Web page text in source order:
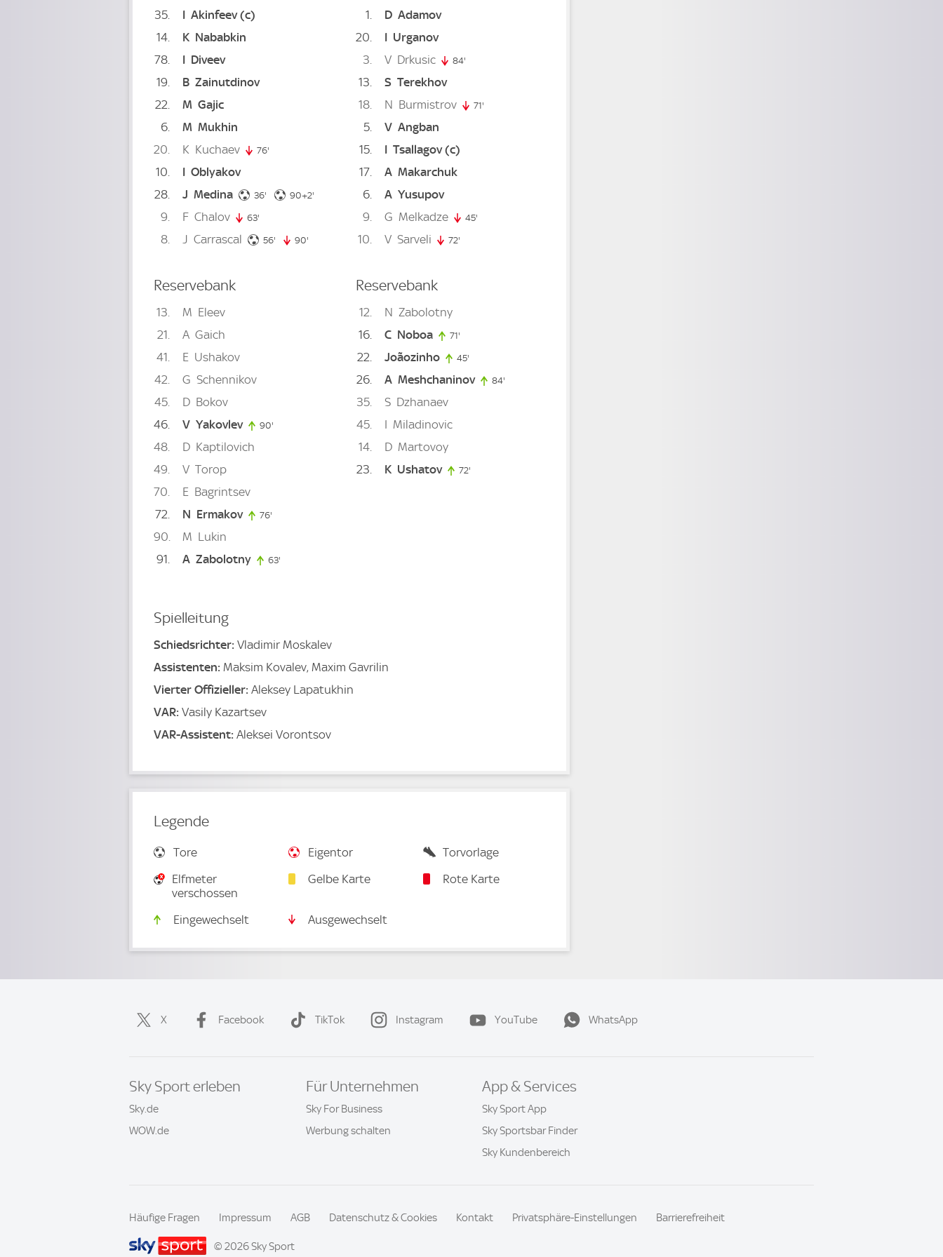
35 I Akinfeev(c)
14
K Nababkin
78
I Diveev
19
B Zainutdinov
22
M Gajic
6
M Mukhin
20
K Kuchaev 76'
10 I Oblyakov
28
J Medina 36' 36. minute
90+2'
9 F Chalov 63'
8 J Carrascal 56' 56. minute
90'
Reservebank
13 M Eleev
21
A Gaich
41
E Ushakov
42
G Schennikov
45
D Bokov
46
V Yakovlev 90'
48 D Kaptilovich
49
V Torop
70
E Bagrintsev
72
N Ermakov 76'
90 M Lukin
91
A Zabolotny 63'
1 D Adamov
20
I Urganov
3
V Drkusic 84'
13 S Terekhov
18
N Burmistrov 71'
5 V Angban
15
I Tsallagov(c)
17
A Makarchuk
6
A Yusupov
9
G Melkadze 45'
10 V Sarveli 72'
Reservebank
12 N Zabolotny
16
C Noboa 71'
22 Joãozinho 45'
26 A Meshchaninov 84'
35 S Dzhanaev
45
I Miladinovic
14
D Martovoy
23
K Ushatov 72'
Spielleitung
Schiedsrichter: Vladimir Moskalev
Assistenten: Maksim Kovalev, Maxim Gavrilin
Vierter Offizieller: Aleksey Lapatukhin
VAR: Vasily Kazartsev
VAR-Assistent: Aleksei Vorontsov
Legende
Tore Eigentor
Torvorlage
Elfmeter
verschossen
Gelbe Karte Rote Karte
Eingewechselt Ausgewechselt
X Facebook TikTok Instagram YouTube WhatsApp
Sky Sport erleben
Sky.de
WOW.de
Für Unternehmen
Sky For Business
Werbung schalten
App & Services
Sky Sport App
Sky Sportsbar Finder
Sky Kundenbereich
Häufige Fragen Impressum AGB Datenschutz & Cookies Kontakt Privatsphäre-Einstellungen Barrierefreiheit
© 2026 Sky Sport